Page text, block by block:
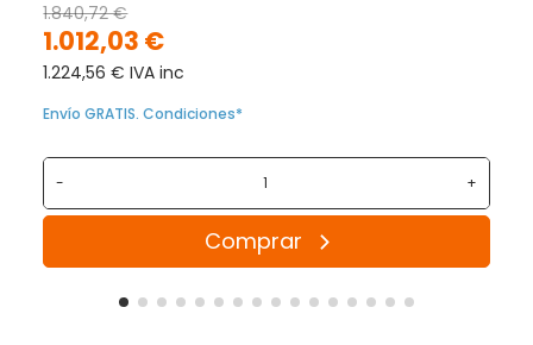
1.012,03 €
1.840,72 €
1.224,56 € IVA inc
Envío GRATIS. Condiciones*
- +
Comprar